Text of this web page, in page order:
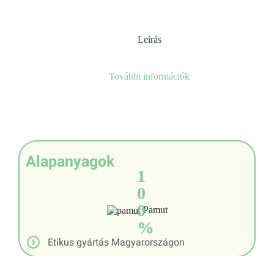
Leírás
További információk
Alapanyagok
1
0
0
%
Pamut
Etikus gyártás Magyarországon